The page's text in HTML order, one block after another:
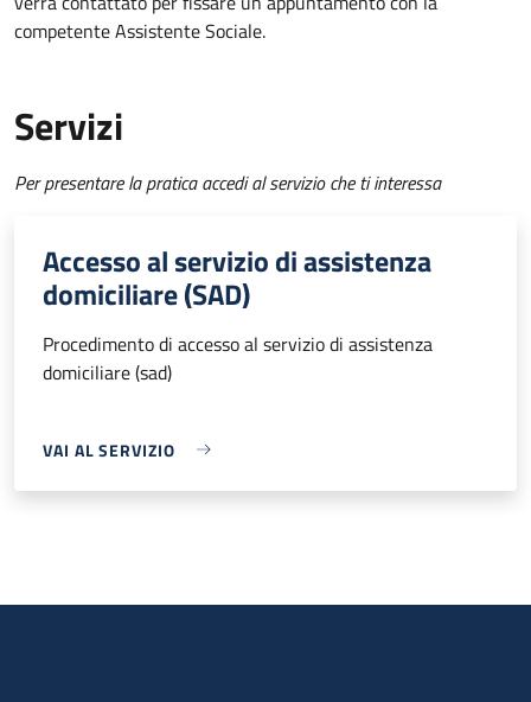
competente Assistente Sociale.
Servizi
Per presentare la pratica accedi al servizio che ti interessa
Accesso al servizio di assistenza
domiciliare (SAD)
Procedimento di accesso al servizio di assistenza
domiciliare (sad)
VAI AL SERVIZIO